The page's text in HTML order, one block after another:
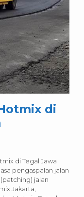
di
di Tegal Jawa
pengaspalan jalan
jalan
Jakarta,